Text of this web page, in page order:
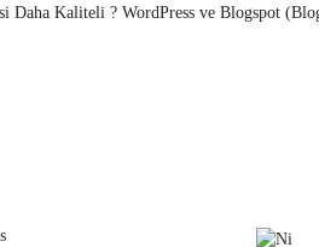
Daha Kaliteli ? WordPress ve Blogspot